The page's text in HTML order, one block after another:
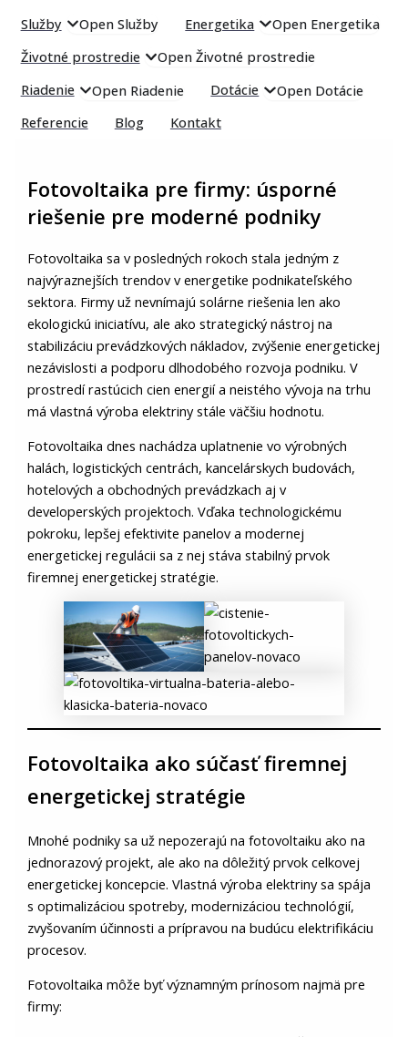
Služby Open Služby Energetika
Open Energetika
Životné prostredie
Open Životné prostredie
Riadenie
Open Riadenie Dotácie
Open Dotácie
Referencie
Blog Kontakt
Fotovoltaika pre firmy: úsporné
riešenie pre moderné podniky
Fotovoltaika sa v posledných rokoch stala jedným z
najvýraznejších trendov v energetike podnikateľského
sektora. Firmy už nevnímajú solárne riešenia len ako
ekologickú iniciatívu, ale ako strategický nástroj na
stabilizáciu prevádzkových nákladov, zvýšenie energetickej
nezávislosti a podporu dlhodobého rozvoja podniku. V
prostredí rastúcich cien energií a neistého vývoja na trhu
má vlastná výroba elektriny stále väčšiu hodnotu.
Fotovoltaika dnes nachádza uplatnenie vo výrobných
halách, logistických centrách, kancelárskych budovách,
hotelových a obchodných prevádzkach aj v
developerských projektoch. Vďaka technologickému
pokroku, lepšej efektivite panelov a modernej
energetickej regulácii sa z nej stáva stabilný prvok
firemnej energetickej stratégie.
Fotovoltaika ako súčasť firemnej
energetickej stratégie
Mnohé podniky sa už nepozerajú na fotovoltaiku ako na
jednorazový projekt, ale ako na dôležitý prvok celkovej
energetickej koncepcie. Vlastná výroba elektriny sa spája
s optimalizáciou spotreby, modernizáciou technológií,
zvyšovaním účinnosti a prípravou na budúcu elektrifikáciu
procesov.
Fotovoltaika môže byť významným prínosom najmä pre
firmy: